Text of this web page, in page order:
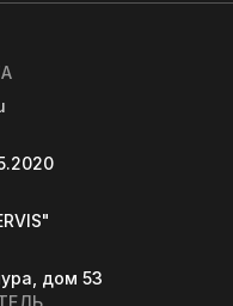
дом 53